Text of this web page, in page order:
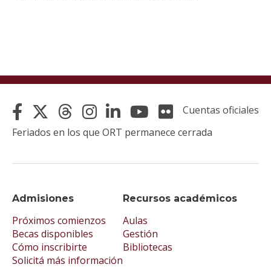
Admisiones
Próximos comienzos
Becas disponibles
Cómo inscribirte
Solicitá más información
Recursos académicos
Aulas
Gestión
Bibliotecas
Cuentas oficiales
Feriados en los que ORT permanece cerrada